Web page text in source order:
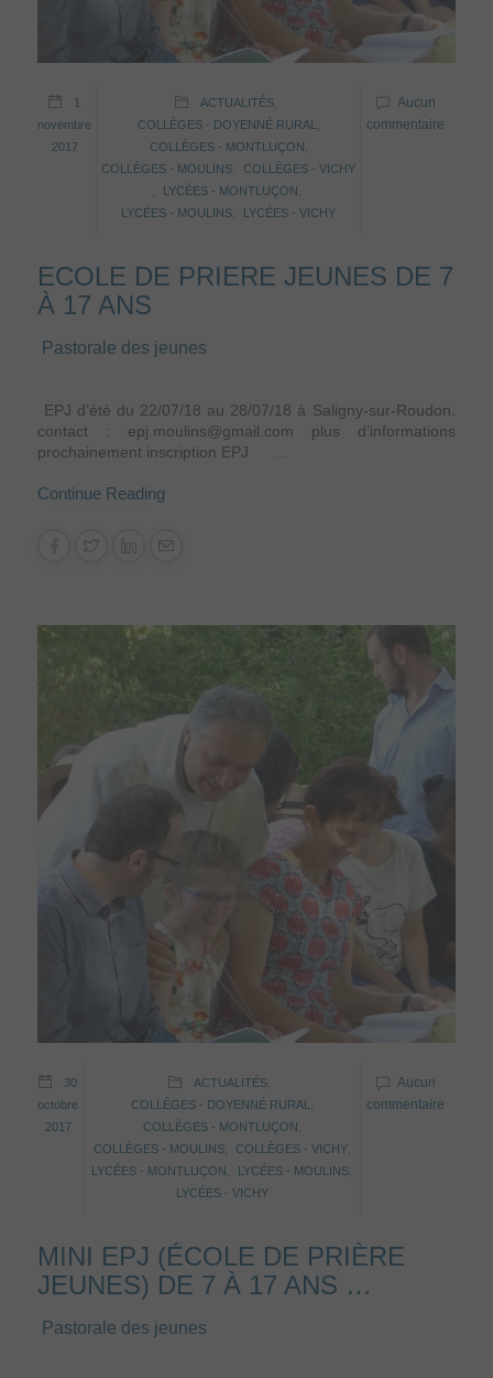
1
novembre
2017
ACTUALITÉS
COLLÈGES - DOYENNÉ RURAL
COLLÈGES - MONTLUÇON
COLLÈGES - MOULINS
COLLÈGES - VICHY
LYCÉES - MONTLUÇON
LYCÉES - MOULINS
LYCÉES - VICHY
Aucun
commentaire
ECOLE DE PRIERE JEUNES DE 7
À 17 ANS
Pastorale des jeunes
EPJ d’été du 22/07/18 au 28/07/18 à Saligny-sur-Roudon.
contact : epj.moulins@gmail.com plus d’informations
prochainement inscription EPJ ...
Continue Reading
30
octobre
2017
ACTUALITÉS
COLLÈGES - DOYENNÉ RURAL
COLLÈGES - MONTLUÇON
COLLÈGES - MOULINS, COLLÈGES - VICHY,
LYCÉES - MONTLUÇON
LYCÉES - MOULINS
LYCÉES - VICHY
Aucun
commentaire
MINI EPJ (ÉCOLE DE PRIÈRE
JEUNES) DE 7 À 17 ANS …
Pastorale des jeunes